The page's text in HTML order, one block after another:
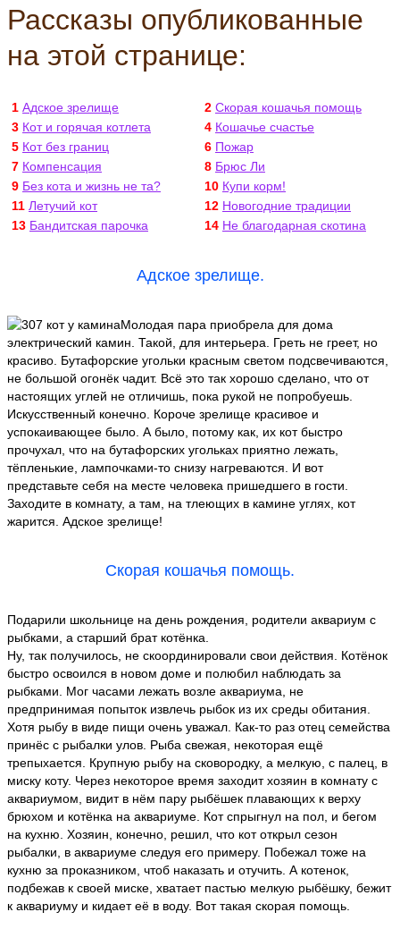
Рассказы опубликованные
на этой странице:
1 Адское зрелище 2 Скорая кошачья помощь
3 Кот и горячая котлета 4 Кошачье счастье
5 Кот без границ 6 Пожар
7 Компенсация 8 Брюс Ли
9 Без кота и жизнь не та? 10 Купи корм!
11 Летучий кот 12 Новогодние традиции
13 Бандитская парочка 14 Не благодарная скотина
Адское зрелище.
Молодая пара приобрела для дома
электрический камин. Такой, для интерьера. Греть не греет, но
красиво. Бутафорские угольки красным светом подсвечиваются,
не большой огонёк чадит. Всё это так хорошо сделано, что от
настоящих углей не отличишь, пока рукой не попробуешь.
Искусственный конечно. Короче зрелище красивое и
успокаивающее было. А было, потому как, их кот быстро
прочухал, что на бутафорских угольках приятно лежать,
тёпленькие, лампочками-то снизу нагреваются. И вот
представьте себя на месте человека пришедшего в гости.
Заходите в комнату, а там, на тлеющих в камине углях, кот
жарится. Адское зрелище!
Скорая кошачья помощь.
Подарили школьнице на день рождения, родители аквариум с
рыбками, а старший брат котёнка.
Ну, так получилось, не скоординировали свои действия. Котёнок
быстро освоился в новом доме и полюбил наблюдать за
рыбками. Мог часами лежать возле аквариума, не
предпринимая попыток извлечь рыбок из их среды обитания.
Хотя рыбу в виде пищи очень уважал. Как-то раз отец семейства
принёс с рыбалки улов. Рыба свежая, некоторая ещё
трепыхается. Крупную рыбу на сковородку, а мелкую, с палец, в
миску коту. Через некоторое время заходит хозяин в комнату с
аквариумом, видит в нём пару рыбёшек плавающих к верху
брюхом и котёнка на аквариуме. Кот спрыгнул на пол, и бегом
на кухню. Хозяин, конечно, решил, что кот открыл сезон
рыбалки, в аквариуме следуя его примеру. Побежал тоже на
кухню за проказником, чтоб наказать и отучить. А котенок,
подбежав к своей миске, хватает пастью мелкую рыбёшку, бежит
к аквариуму и кидает её в воду. Вот такая скорая помощь.